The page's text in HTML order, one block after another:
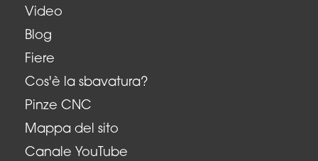
Video
Blog
Fiere
Cos'è la sbavatura?
Pinze CNC
Mappa del sito
Canale YouTube